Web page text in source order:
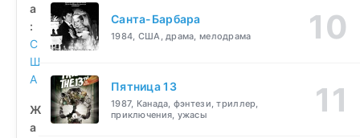
а
:
С
Ш
А
Ж
а
Санта-Барбара
1984, США, драма, мелодрама
Пятница 13
1987, Канада, фэнтези, триллер,
приключения, ужасы